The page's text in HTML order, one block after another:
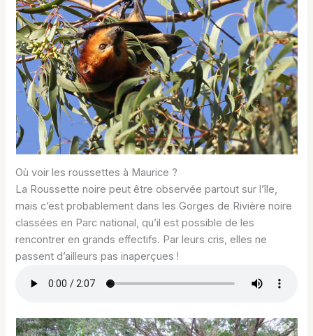
Où voir les roussettes à Maurice ?
La Roussette noire peut être observée partout sur l’île,
mais c’est probablement dans les Gorges de Rivière noire
classées en Parc national, qu’il est possible de les
rencontrer en grands effectifs. Par leurs cris, elles ne
passent d’ailleurs pas inaperçues !